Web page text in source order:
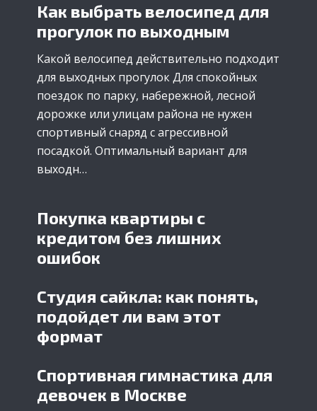
Как выбрать велосипед для
прогулок по выходным
Какой велосипед действительно подходит
для выходных прогулок Для спокойных
поездок по парку, набережной, лесной
дорожке или улицам района не нужен
спортивный снаряд с агрессивной
посадкой. Оптимальный вариант для
выходн…
Покупка квартиры с
кредитом без лишних
ошибок
Студия сайкла: как понять,
подойдет ли вам этот
формат
Спортивная гимнастика для
девочек в Москве